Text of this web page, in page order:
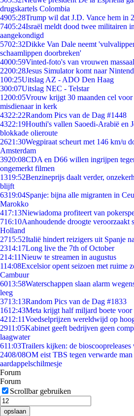
drugskartels Colombia
4905:28Trump wil dat J.D. Vance hem in
7405:24Israël meldt dood twee militairen
aangekondigd
5702:32Dikke Van Dale neemt
schaamlippen doorbreken'
4000:59Vinted-foto's van vrouwen
2200:28Jesus Simulator komt naar
100:25Uitslag AZ - ADO Den Haag
300:07Uitslag NEC - Telstar
1200:05Vrouw krijgt 30 maanden cel
misdienaar in kerk
4322:22Random Pics van de Dag #1448
4322:19Houthi's vallen Saoedi-Arabië en
blokkade olieroute
2621:30Wegpiraat scheurt met 146 km/u
Amsterdam
3920:08CDA en D66 willen ingrijpen
ongemerkt filmen
1319:52Benzineprijs daalt verder,
blijft
6319:04Spanje: bijna alle migranten in
Marokko
417:13Niewiadoma profiteert van
716:10Aanhoudende droogte veroorzaakt
Holland
2715:52Italië hindert reizigers uit Spanje
2314:17Long live the 7th of October
214:11Nieuw te streamen in augustus
114:08Excelsior opent seizoen met ruime
Cambuur
6013:58Waterschappen slaan alarm
leeg
3713:13Random Pics van de Dag #1833
1612:43Meta krijgt half miljard boete voor
4212:11Voedselprijzen wereldwijd op
2911:05Kabinet geeft bedrijven geen
laagwater
611:03Trailers kijken: de bioscoopreleases
2408/08OM eist TBS tegen verwarde man
aardappelschilmesje
Forum
Forum
Scrollbar gebruiken
opslaan